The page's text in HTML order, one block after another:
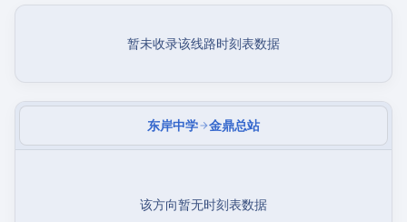
暂未收录该线路时刻表数据
东岸中学 金鼎总站
该方向暂无时刻表数据